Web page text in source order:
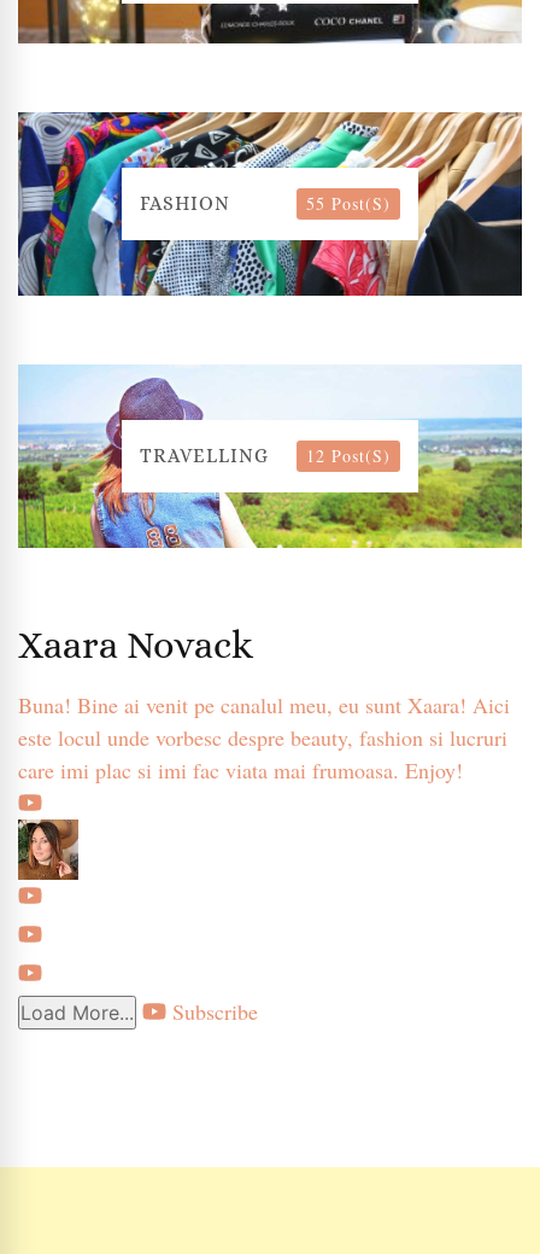
FASHION 55 Post(s)
TRAVELLING 12 Post(s)
Xaara Novack
Buna! Bine ai venit pe canalul meu, eu sunt Xaara! Aici
este locul unde vorbesc despre beauty, fashion si lucruri
care imi plac si imi fac viata mai frumoasa. Enjoy!
Load More... Subscribe